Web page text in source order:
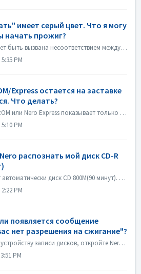
имеет серый цвет. Что я могу
начать прожиг?
Эта проблема может быть вызвана несоответствием между файлом проекта и типом вашего проекта. Пожалуйста, попробуйте другие типы проектов, чтобы проверить, н...
PM
Express остается на заставке
Что делать?
Если Nero Burning ROM или Nero Express показывает только заставку, но без окна приложения, проверьте, не работает ли на вашем компьютере какой-либо дисковод...
PM
распознать мой диск CD-R
Nero не распознает автоматически диск CD 800M(90 минут). Он по-прежнему распознается как 700M(80 минут). Если вам нужно записать полный диск с данными почт...
PM
появляется сообщение
нет разрешения на сжигание"?
Если нет доступа к устройству записи дисков, откройте Nero Burning ROM или Nero Express, появится сообщение об ошибке. Как решить эту проблему: Под уч...
PM